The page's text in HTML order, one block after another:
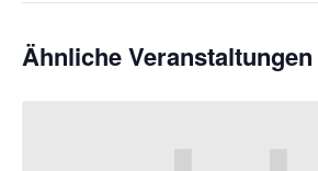
Ähnliche Veranstaltungen